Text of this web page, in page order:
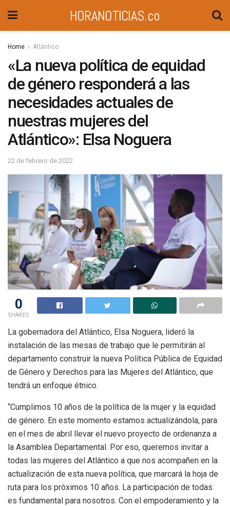
HORANOTICIAS.co
Home Atlántico
«La nueva política de equidad
de género responderá a las
necesidades actuales de
nuestras mujeres del
Atlántico»: Elsa Noguera
22 de febrero de 2022
0
SHARES
La gobernadora del Atlántico, Elsa Noguera, lideró la
instalación de las mesas de trabajo que le permitirán al
departamento construir la nueva Política Pública de Equidad
de Género y Derechos para las Mujeres del Atlántico, que
tendrá un enfoque étnico.
“Cumplimos 10 años de la política de la mujer y la equidad
de género. En este momento estamos actualizándola, para
en el mes de abril llevar el nuevo proyecto de ordenanza a
la Asamblea Departamental. Por eso, queremos invitar a
todas las mujeres del Atlántico a que nos acompañen en la
actualización de esta nueva política, que marcará la hoja de
ruta para los próximos 10 años. La participación de todas
es fundamental para nosotros. Con el empoderamiento y la